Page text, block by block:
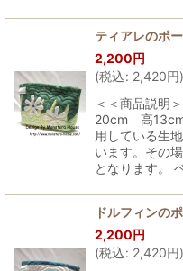
ティアレのポ
2,200円
(税込: 2,420円)
＜＜商品説明
20cm 高
用している生
います。その
となります。
ドルフィンの
2,200円
(税込: 2,420円)